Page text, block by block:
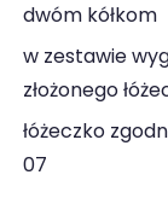
dwóm kółkom
w zestawie
złożonego
łóżeczko
07